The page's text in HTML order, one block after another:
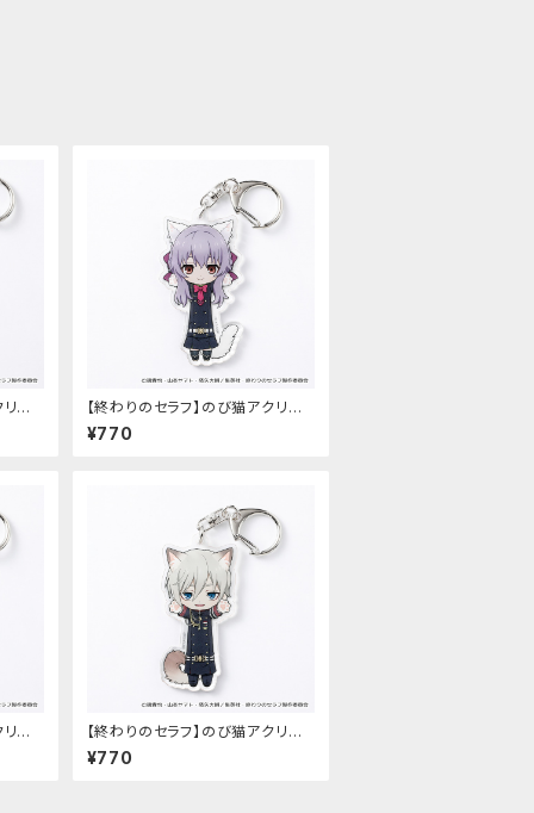
ル
【終わりのセラフ】のび猫アクリル
キーホルダー（柊シノア）
¥770
ル
【終わりのセラフ】のび猫アクリル
キーホルダー（柊深夜）
¥770